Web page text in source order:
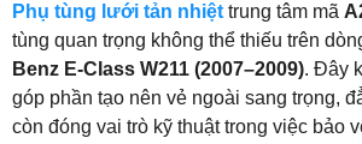
Phụ tùng lưới tản nhiệt trung tâm mã
tùng quan trọng không thể thiếu trên
Benz E-Class W211 (2007–2009). Đây
góp phần tạo nên vẻ ngoài sang trọng,
còn đóng vai trò kỹ thuật trong việc bảo